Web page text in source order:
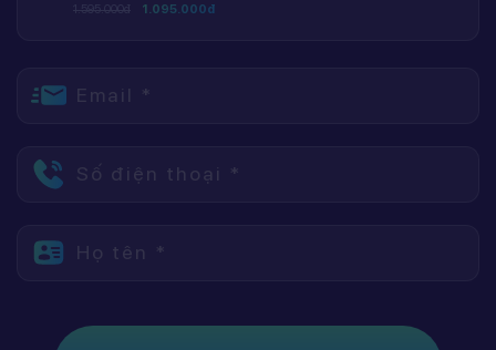
1.595.000đ 1.095.000đ
Email *
Số điện thoại *
Họ tên *